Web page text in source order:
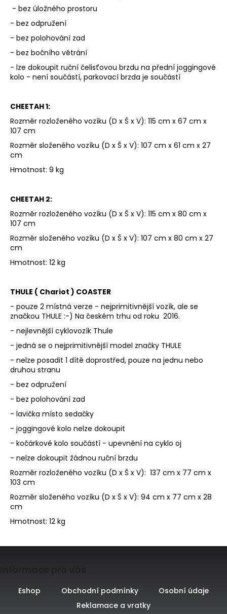
- bez úložného prostoru
- bez odpružení
- bez polohování zad
- bez bočního větrání
- lze dokoupit ruční čelisťovou brzdu na přední joggingové
kolo - není součástí, parkovací brzda je součástí
CHEETAH 1:
Rozměr rozloženého vozíku (D x Š x V): 115 cm x 67 cm x
107 cm
Rozměr složeného vozíku (D x Š x V): 107 cm x 61 cm x 27
cm
Hmotnost: 9 kg
CHEETAH 2:
Rozměr rozloženého vozíku (D x Š x V): 115 cm x 80 cm x
107 cm
Rozměr složeného vozíku (D x Š x V): 107 cm x 80 cm x 27
cm
Hmotnost: 12 kg
THULE ( Chariot ) COASTER
- pouze 2 místná verze - nejprimitivnější vozík, ale se
značkou THULE :-) Na českém trhu od roku 2016.
- nejlevnější cyklovozík Thule
- jedná se o nejprimitivnější model značky THULE
- nelze posadit 1 dítě doprostřed, pouze na jednu nebo
druhou stranu
- bez odpružení
- bez polohování zad
- lavička místo sedačky
- joggingové kolo nelze dokoupit
- kočárkové kolo součástí - upevnění na cyklo oj
- nelze dokoupit žádnou ruční brzdu
Rozměr rozloženého vozíku (D x Š x V): 137 cm x 77 cm x
103 cm
Rozměr složeného vozíku (D x Š x V): 94 cm x 77 cm x 28
cm
Hmotnost: 12 kg
Eshop Obchodní podmínky
Osobní údaje
Reklamace a vratky